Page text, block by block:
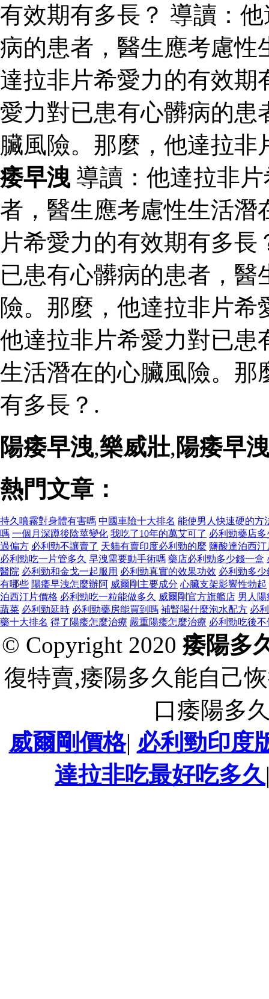
有效期有多長？ 導讀：
病的患者，醫生應考慮性
達拉非片希愛力的有效期
愛力對已患有心髒病的患
臟風險。那麼，他達拉
痿早洩 導讀：他達拉非
者，醫生應考慮性生活潛
片希愛力的有效期有多
已患有心髒病的患者，
險。那麼，他達拉非片
他達拉非片希愛力對已患
生活潛在的心臟風險。那
有多長？.
陽痿早洩,樂威壯, 陽痿早洩
熱門文章：
持久噴霧對身體有害嗎 中國車險十大排名 能使男人快速硬的方
嗎 一個月深蹲後陰莖變化 我吃了10年的萬艾可了 必利勁藥店
過偏方 必利勁不讓賣了 天貓有賣印度必利勁的麼 鹽酸達泊西汀
必利勁吃一片管多久 早洩需要動手術嗎 藥店必利勁多少錢一盒
醫院 必利勁和金戈一起服用 必利勁真實的效果功效 必利勁多
有哪些 陽痿早洩怎麼辦阿 威爾剛主要成分 心臟支架影響性勃起
泊西汀片價格 必利勁吃一粒能做多久 威爾剛官方旗艦店 男人
蔬菜 必利勁延時 必利勁藥房能買到嗎 補腎喝什麼泡水配方 必
藥十大排名 得了陽痿怎麼治療 嚴重陽痿怎麼治療 必利勁吃後不
© Copyright 2020痿陽多
復特賣,痿陽多久能自己
口痿陽多
威爾剛價格| 必利勁印度
達拉非吃最好吃多久